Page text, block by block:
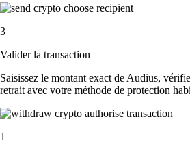
3
Valider la transaction
Saisissez le montant exact de Audius,
retrait avec votre méthode de protection
1